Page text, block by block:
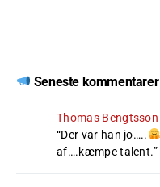
Seneste kommentarer
Thomas Bengtsson
“Der var han jo…..
af….kæmpe talent.”